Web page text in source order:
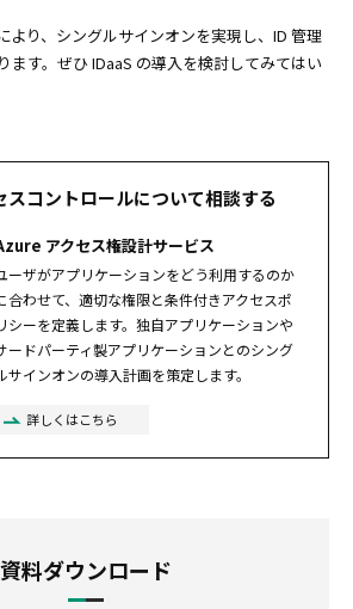
より、シングルサインオンを実現し、ID 管理
ます。ぜひ IDaaS の導入を検討してみてはい
スコントロールについて相談する
アクセス権設計サービス
ーザがアプリケーションをどう利用するのか
合わせて、適切な権限と条件付きアクセスポ
シーを定義します。独自アプリケーションや
ードパーティ製アプリケーションとのシング
サインオンの導入計画を策定します。
詳しくはこちら
資料ダウンロード